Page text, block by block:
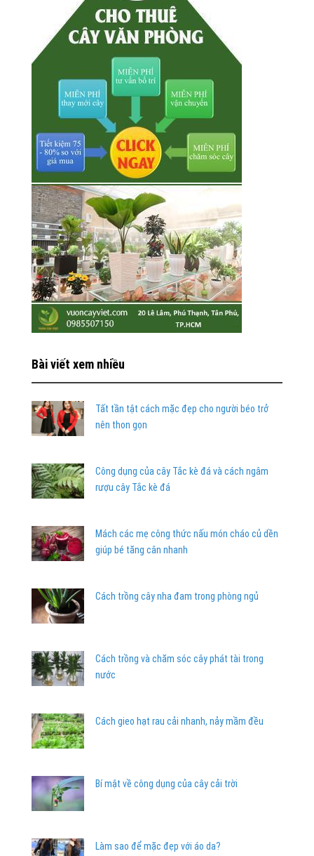
Bài viết xem nhiều
Tất tần tật cách mặc đẹp cho người béo trở
nên thon gọn
Công dụng của cây Tắc kè đá và cách ngâm
rượu cây Tắc kè đá
Mách các mẹ công thức nấu món cháo củ dền
giúp bé tăng cân nhanh
Cách trồng cây nha đam trong phòng ngủ
Cách trồng và chăm sóc cây phát tài trong
nước
Cách gieo hạt rau cải nhanh, nảy mầm đều
Bí mật về công dụng của cây cải trời
Làm sao để mặc đẹp với áo da?